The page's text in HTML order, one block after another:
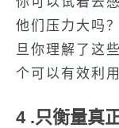
他们压力大吗
旦你理解了这
个可以有效利
4 .只衡量真